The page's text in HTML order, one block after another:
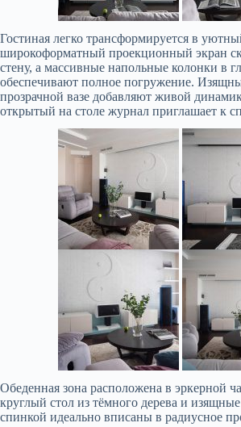
Гостиная легко трансформируется в
широкоформатный проекционный экран
стену, а массивные напольные колонки в
обеспечивают полное погружение.
прозрачной вазе добавляют живой
открытый на столе журнал приглашает к
Обеденная зона расположена в эркерной
круглый стол из тёмного дерева и
спинкой идеально вписаны в радиусное